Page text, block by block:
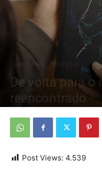
GIRO GERAL DESTAQUE
De volta para o
reencontrado
Post Views: 4.539